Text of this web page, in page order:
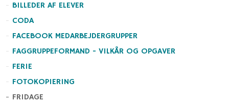
BILLEDER AF ELEVER
CODA
FACEBOOK MEDARBEJDERGRUPPER
FAGGRUPPEFORMAND - VILKÅR OG OPGAVER
FERIE
FOTOKOPIERING
FRIDAGE